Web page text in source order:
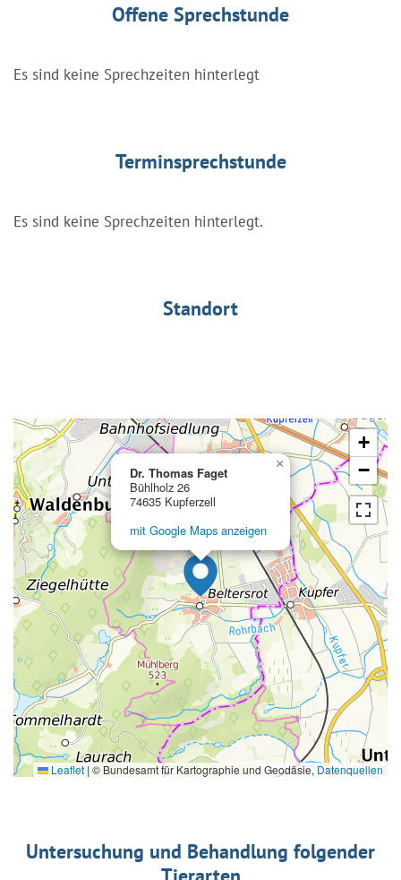
Offene Sprechstunde
Es sind keine Sprechzeiten hinterlegt
Terminsprechstunde
Es sind keine Sprechzeiten hinterlegt.
Standort
Dr. Thomas Faget
Bühlholz 26
74635 Kupferzell
mit Google Maps anzeigen
×
+
−
Leaflet | © Bundesamt für Kartographie und Geodäsie, Datenquellen
Untersuchung und Behandlung folgender